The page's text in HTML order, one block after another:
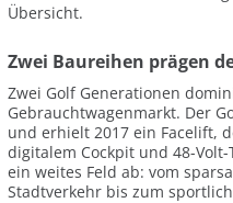
Übersicht.
Zwei Baureihen prägen
Zwei Golf Generationen
Gebrauchtwagenmarkt. Der
und erhielt 2017 ein Facelift,
digitalem Cockpit und 48-
ein weites Feld ab: vom
Stadtverkehr bis zum